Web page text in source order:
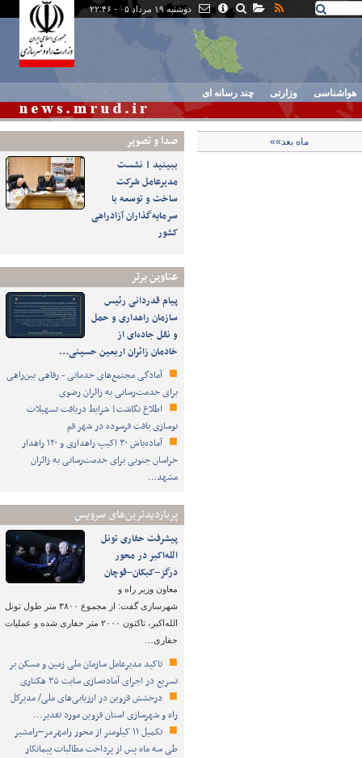
دوشنبه ۱۹ مرداد ۰۵ - ۲۲:۴۶
هواشناسی وزارتی چند رسانه ای
صدا و تصوير
ببینید | نشست
مدیرعامل شرکت
ساخت و توسعه با
سرمایه‌گذاران آزادراهی
کشور
عناوین برتر
پیام قدردانی رئیس
سازمان راهداری و حمل
و نقل جاده‌ای از
خادمان زائران اربعین حسینی…
آمادگی مجتمع‌های خدماتی - رفاهی بین‌راهی
برای خدمت‌رسانی به زائران رضوی
اطلاع نگاشت| شرایط دریافت تسهیلات
نوسازی بافت فرسوده در شهر قم
آماده‌باش ۳۰ اکیپ راهداری و ۱۲۰ راهدار
خراسان جنوبی برای خدمت‌رسانی به زائران
مشهد…
پربازدیدترین‌های سرویس
پیشرفت حفاری تونل
الله‌اکبر در محور
درگز–کبکان–قوچان
معاون وزیر راه و
شهرسازی گفت: از مجموع ۳۸۰۰ متر طول تونل
الله‌اکبر، تاکنون ۲۰۰۰ متر حفاری شده و عملیات
حفاری…
تاکید مدیرعامل سازمان ملی زمین و مسکن بر
تسریع در اجرای آماده‌سازی سایت ۳۵ هکتاری
درخشش قزوین در ارزیابی‌های ملی/ مدیرکل
راه و شهرسازی استان قزوین مورد تقدیر…
تکمیل ۱۱ کیلومتر از محور رامهرمز–رامشیر
طی سه ماه پس از پرداخت مطالبات پیمانکار
ماه بعد»»